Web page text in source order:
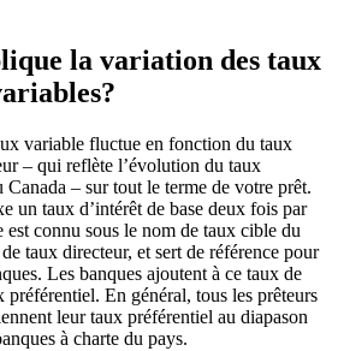
la variation des taux
variable fluctue en fonction du taux
– qui reflète l’évolution du taux
– sur tout le terme de votre prêt.
un taux d’intérêt de base deux fois par
est connu sous le nom de taux cible du
taux directeur, et sert de référence pour
Les banques ajoutent à ce taux de
préférentiel. En général, tous les prêteurs
leur taux préférentiel au diapason
à charte du pays.